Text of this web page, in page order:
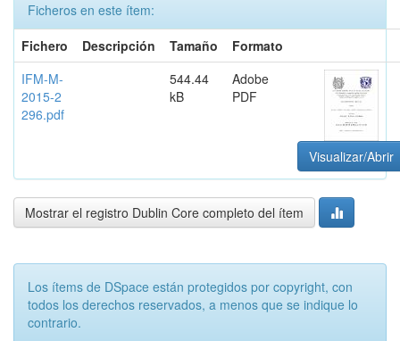
Ficheros en este ítem:
Fichero
Descripción Tamaño
Formato
IFM-M-
2015-2
296.pdf
544.44
kB
Adobe
PDF
Visualizar/Abrir
Mostrar el registro Dublin Core completo del ítem
Los ítems de DSpace están protegidos por copyright, con
todos los derechos reservados, a menos que se indique lo
contrario.